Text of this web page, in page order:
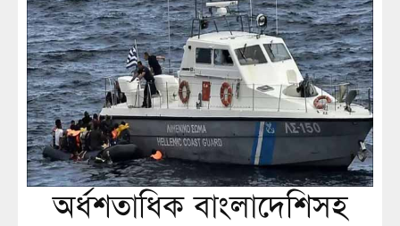
অর্ধশতাধিক বাংলাদেশিসহ